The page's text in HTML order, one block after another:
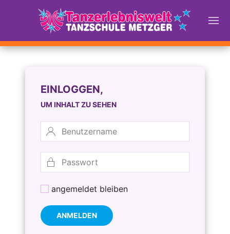
EINLOGGEN,
UM INHALT ZU SEHEN
angemeldet bleiben
ANMELDEN